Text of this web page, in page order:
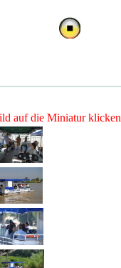
auf die Miniatur klicken